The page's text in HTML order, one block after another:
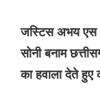
जस्टिस अभय एस
सोनी बनाम
का हवाला देते हुए